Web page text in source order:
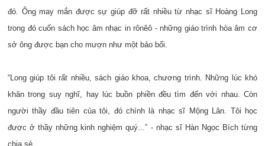
đó. Ông may mắn được sự giúp đỡ rất nhiều từ nhạc sĩ Hoàng Long
trong đó cuốn sách học âm nhạc in rônêô - những giáo trình hòa âm cơ
sở ông được bạn cho mượn như một bảo bối.
“Long giúp tôi rất nhiều, sách giáo khoa, chương trình. Những lúc khó
khăn trong suy nghĩ, hay lúc buồn phiền đều tìm đến với nhau. Còn
người thầy đầu tiên của tôi, đó chính là nhạc sĩ Mộng Lân. Tôi học
được ở thầy những kinh nghiệm quý...” - nhạc sĩ Hàn Ngọc Bích từng
chia sẻ.